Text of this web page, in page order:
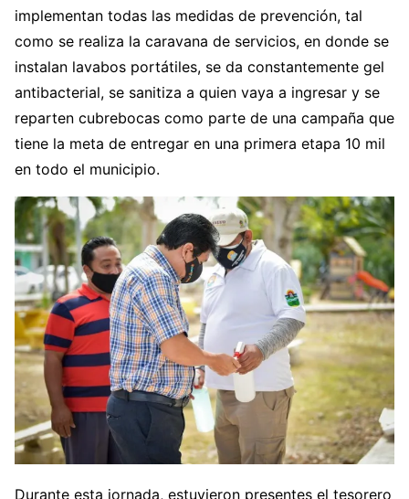
implementan todas las medidas de prevención, tal
como se realiza la caravana de servicios, en donde se
instalan lavabos portátiles, se da constantemente gel
antibacterial, se sanitiza a quien vaya a ingresar y se
reparten cubrebocas como parte de una campaña que
tiene la meta de entregar en una primera etapa 10 mil
en todo el municipio.
Durante esta jornada, estuvieron presentes el tesorero